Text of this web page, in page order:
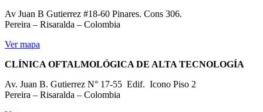
Av Juan B Gutierrez #18-60 Pinares. Cons 306.
Pereira – Risaralda – Colombia
Ver mapa
CLÍNICA OFTALMOLÓGICA DE ALTA TECNOLOGÍA
Av. Juan B. Gutierrez N° 17-55 Edif. Icono Piso 2
Pereira – Risaralda – Colombia